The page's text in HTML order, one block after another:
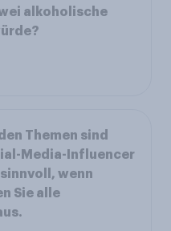
alkoholische
Themen sind
Media-Influencer
wenn
Sie alle